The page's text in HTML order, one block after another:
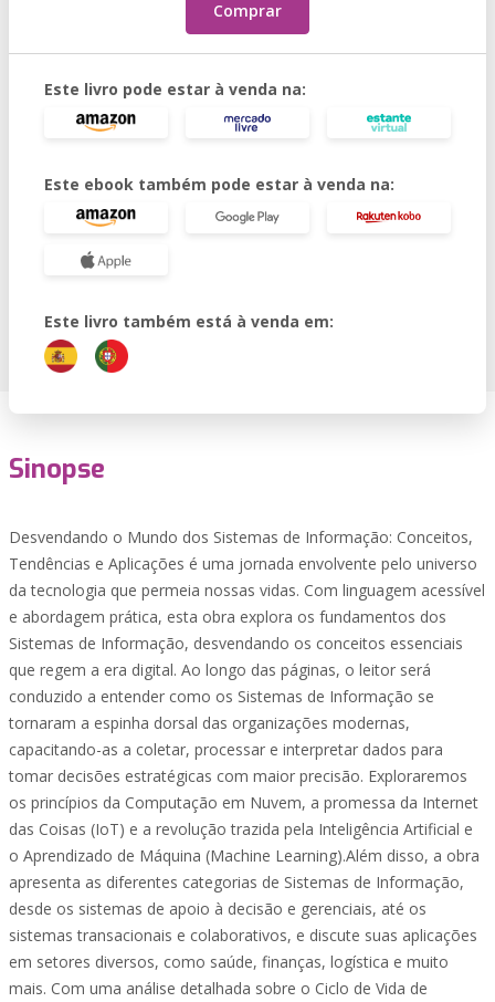
Comprar
Este livro pode estar à venda na:
Este ebook também pode estar à venda na:
Este livro também está à venda em:
Sinopse
Desvendando o Mundo dos Sistemas de Informação: Conceitos,
Tendências e Aplicações é uma jornada envolvente pelo universo
da tecnologia que permeia nossas vidas. Com linguagem acessível
e abordagem prática, esta obra explora os fundamentos dos
Sistemas de Informação, desvendando os conceitos essenciais
que regem a era digital. Ao longo das páginas, o leitor será
conduzido a entender como os Sistemas de Informação se
tornaram a espinha dorsal das organizações modernas,
capacitando-as a coletar, processar e interpretar dados para
tomar decisões estratégicas com maior precisão. Exploraremos
os princípios da Computação em Nuvem, a promessa da Internet
das Coisas (IoT) e a revolução trazida pela Inteligência Artificial e
o Aprendizado de Máquina (Machine Learning).Além disso, a obra
apresenta as diferentes categorias de Sistemas de Informação,
desde os sistemas de apoio à decisão e gerenciais, até os
sistemas transacionais e colaborativos, e discute suas aplicações
em setores diversos, como saúde, finanças, logística e muito
mais. Com uma análise detalhada sobre o Ciclo de Vida de